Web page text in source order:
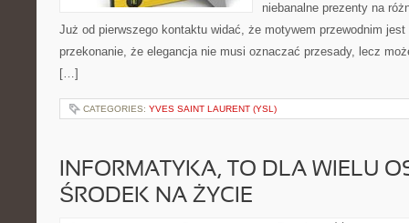
niebanalne prezenty na
Już od pierwszego kontaktu widać, że motywem przewodnim
przekonanie, że elegancja nie musi oznaczać przesady, lecz
[…]
CATEGORIES: YVES SAINT LAURENT (YSL)
INFORMATYKA, TO DLA WIELU
ŚRODEK NA ŻYCIE